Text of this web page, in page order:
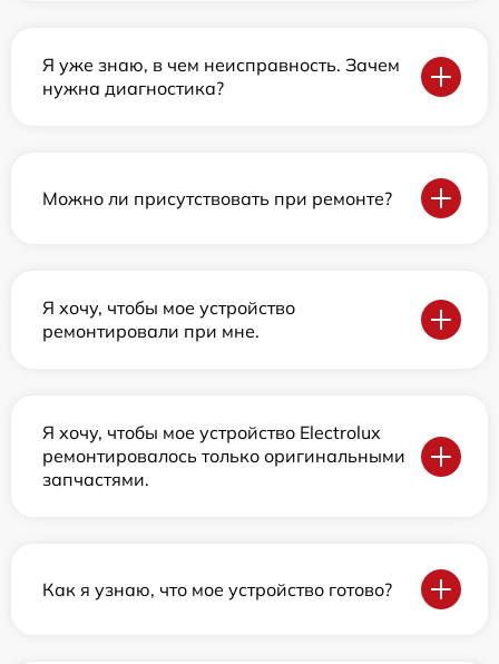
Я уже знаю, в чем неисправность. Зачем
нужна диагностика?
Можно ли присутствовать при ремонте?
Я хочу, чтобы мое устройство
ремонтировали при мне.
Я хочу, чтобы мое устройство Electrolux
ремонтировалось только оригинальными
запчастями.
Как я узнаю, что мое устройство готово?